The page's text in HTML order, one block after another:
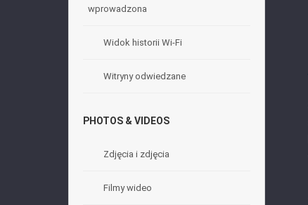
wprowadzona
Widok historii Wi-Fi
Witryny odwiedzane
PHOTOS & VIDEOS
Zdjęcia i zdjęcia
Filmy wideo